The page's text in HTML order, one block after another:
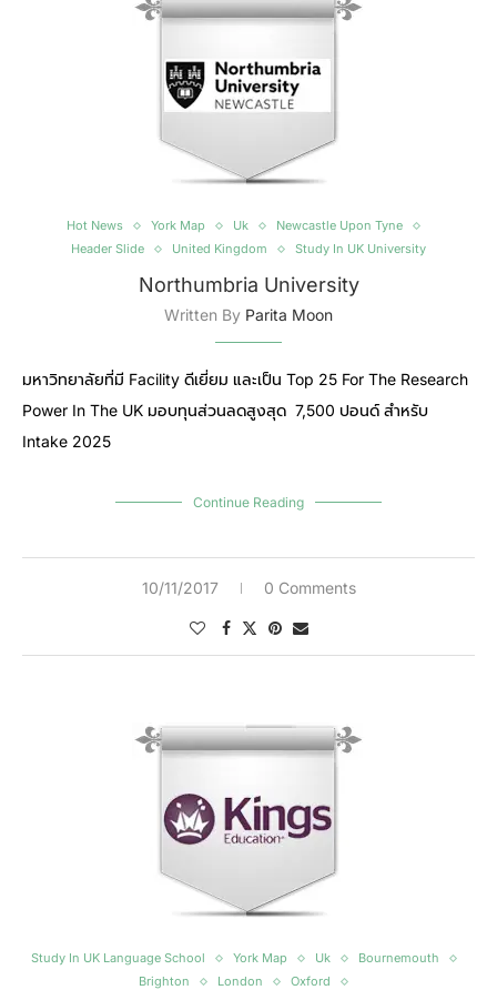
Hot News York Map Uk
Newcastle Upon Tyne
Header Slide
United Kingdom Study In UK University
Northumbria University
Written By Parita Moon
มหาวิทยาลัยที่มี Facility ดีเยี่ยม และเป็น Top 25 For The Research
Power In The UK มอบทุนส่วนลดสูงสุด 7,500 ปอนด์ สำหรับ
Intake 2025
Continue Reading
10/11/2017 0 Comments
Study In UK Language School York Map Uk
Bournemouth
Brighton
London
Oxford